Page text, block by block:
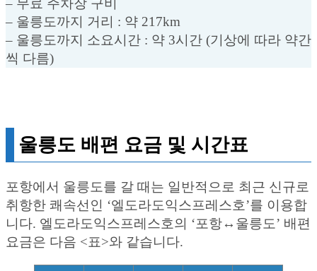
– 울릉도까지 거리 : 약 217km
– 울릉도까지 소요시간 : 약 3시간 (기상에 따라 약간
씩 다름)
울릉도 배편 요금 및 시간표
포항에서 울릉도를 갈 때는 일반적으로 최근 신규로
취항한 쾌속선인 ‘엘도라도익스프레스호’를 이용합
니다. 엘도라도익스프레스호의 ‘포항↔︎울릉도’ 배편
요금은 다음 <표>와 같습니다.